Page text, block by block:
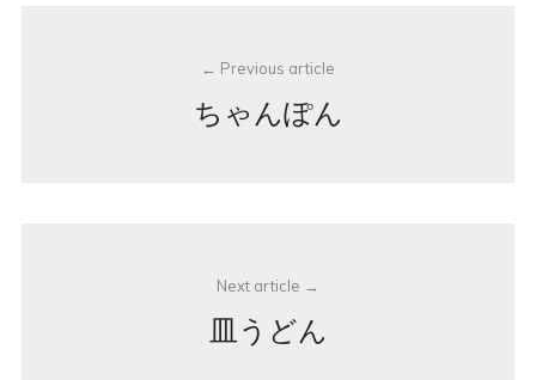
navigationPrevious article
ちゃんぽん
Next article
皿うどん